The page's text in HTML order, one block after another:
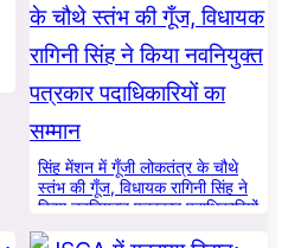
सिंह मेंशन में गूँजी लोकतंत्र के चौथे
स्तंभ की गूँज, विधायक रागिनी सिंह ने
किया नवनियुक्त पत्रकार पदाधिकारियों
का सम्मान